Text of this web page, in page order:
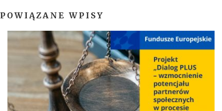
POWIĄZANE WPISY